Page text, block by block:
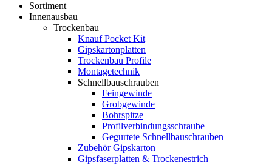
Sortiment
Innenausbau
Trockenbau
Knauf Pocket Kit
Gipskartonplatten
Trockenbau Profile
Montagetechnik
Schnellbauschrauben
Feingewinde
Grobgewinde
Bohrspitze
Profilverbindungsschraube
Gegurtete Schnellbauschrauben
Zubehör Gipskarton
Gipsfaserplatten & Trockenestrich